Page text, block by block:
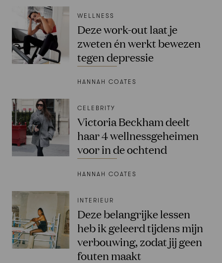
WELLNESS
Deze work-out laat je
zweten én werkt bewezen
tegen depressie
HANNAH COATES
CELEBRITY
Victoria Beckham deelt
haar 4 wellnessgeheimen
voor in de ochtend
HANNAH COATES
INTERIEUR
Deze belangrijke lessen
heb ik geleerd tijdens mijn
verbouwing, zodat jij geen
fouten maakt